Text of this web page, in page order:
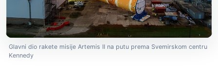
Glavni dio rakete misije Artemis II na putu prema Svemirskom centru
Kennedy